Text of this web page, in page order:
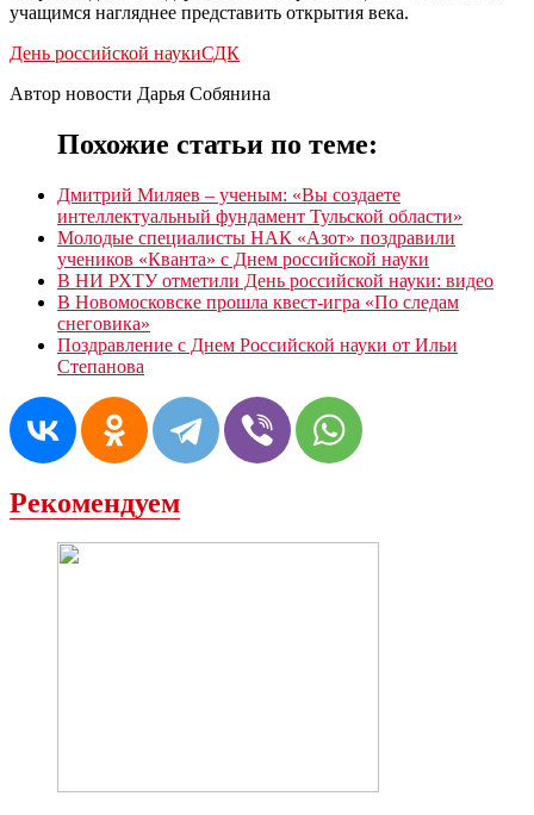
учащимся нагляднее представить открытия века.
День российской наукиСДК
Автор новости Дарья Собянина
Похожие статьи по теме:
Дмитрий Миляев – ученым: «Вы создаете
интеллектуальный фундамент Тульской области»
Молодые специалисты НАК «Азот» поздравили
учеников «Кванта» с Днем российской науки
В НИ РХТУ отметили День российской науки: видео
В Новомосковске прошла квест-игра «По следам
снеговика»
Поздравление с Днем Российской науки от Ильи
Степанова
Рекомендуем